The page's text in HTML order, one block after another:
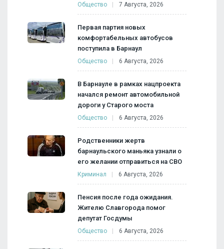
Общество 7 Августа, 2026
Первая партия новых
комфортабельных автобусов
поступила в Барнаул
Общество 6 Августа, 2026
В Барнауле в рамках нацпроекта
начался ремонт автомобильной
дороги у Старого моста
Общество 6 Августа, 2026
Родственники жертв
барнаульского маньяка узнали о
его желании отправиться на СВО
Криминал 6 Августа, 2026
Пенсия после года ожидания.
Жителю Славгорода помог
депутат Госдумы
Общество 6 Августа, 2026